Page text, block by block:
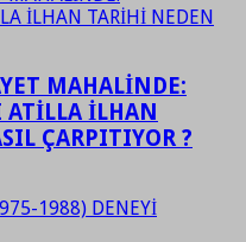
MAHALİNDE:
ATİLLA İLHAN
ÇARPITIYOR ?